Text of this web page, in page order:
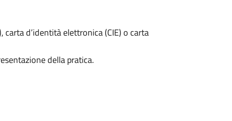
d’identità elettronica (CIE) o carta
della pratica.